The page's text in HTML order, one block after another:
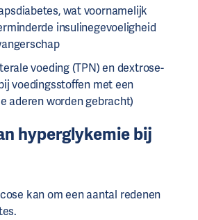
wat voornamelijk
insulinegevoeligheid
voeding (TPN) en dextrose-
voedingsstoffen met een
aderen worden gebracht)
hyperglykemie bij
kan om een aantal redenen